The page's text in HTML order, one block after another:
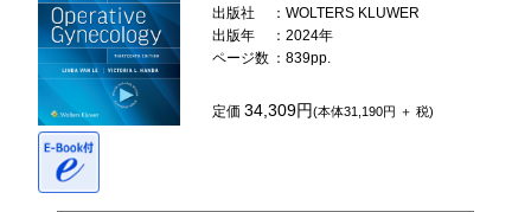
出版社
：WOLTERS KLUWER
出版年
：2024年
ページ数 ：839pp.
定価34,309円(本体31,190円 ＋ 税)